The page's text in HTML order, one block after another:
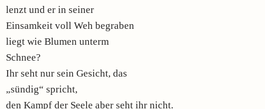
lenzt und er in seiner
Einsamkeit voll Weh begraben
liegt wie Blumen unterm
Schnee?
Ihr seht nur sein Gesicht, das
„sündig“ spricht,
den Kampf der Seele aber seht ihr nicht.